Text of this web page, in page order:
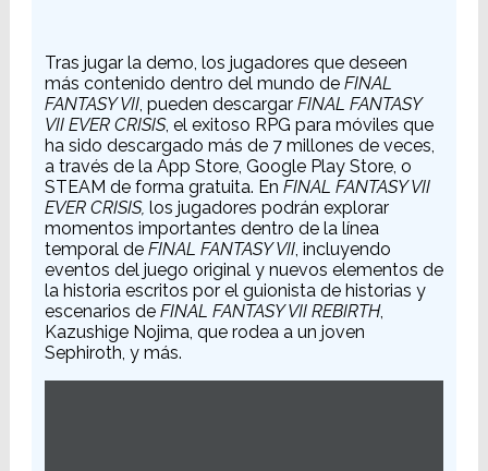
Tras jugar la demo, los jugadores que deseen
más contenido dentro del mundo de FINAL
FANTASY VII, pueden descargar FINAL FANTASY
VII EVER CRISIS, el exitoso RPG para móviles que
ha sido descargado más de 7 millones de veces,
a través de la App Store, Google Play Store, o
STEAM de forma gratuita. En FINAL FANTASY VII
EVER CRISIS, los jugadores podrán explorar
momentos importantes dentro de la línea
temporal de FINAL FANTASY VII, incluyendo
eventos del juego original y nuevos elementos de
la historia escritos por el guionista de historias y
escenarios de FINAL FANTASY VII REBIRTH,
Kazushige Nojima, que rodea a un joven
Sephiroth, y más.